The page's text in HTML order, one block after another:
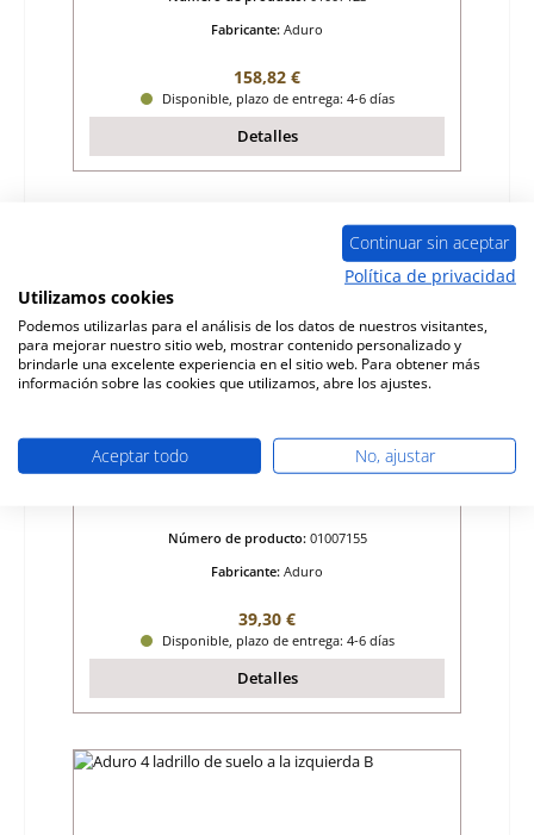
Fabricante: Aduro
Precio normal:
158,82 €
Disponible, plazo de entrega: 4-6 días
Detalles
Aduro 4 ladrillo de suelo delante B
Número de producto: 01007155
Fabricante: Aduro
Precio normal:
39,30 €
Disponible, plazo de entrega: 4-6 días
Detalles
Continuar sin aceptar
Política de privacidad
Utilizamos cookies
Podemos utilizarlas para el análisis de los datos de nuestros visitantes,
para mejorar nuestro sitio web, mostrar contenido personalizado y
brindarle una excelente experiencia en el sitio web. Para obtener más
información sobre las cookies que utilizamos, abre los ajustes.
Aceptar todo No, ajustar